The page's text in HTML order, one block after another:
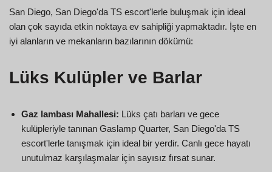
San Diego, San Diego'da TS escort'lerle buluşmak için ideal
olan çok sayıda etkin noktaya ev sahipliği yapmaktadır. İşte en
iyi alanların ve mekanların bazılarının dökümü:
Lüks Kulüpler ve Barlar
Gaz lambası Mahallesi: Lüks çatı barları ve gece
kulüpleriyle tanınan Gaslamp Quarter, San Diego'da TS
escort'lerle tanışmak için ideal bir yerdir. Canlı gece hayatı
unutulmaz karşılaşmalar için sayısız fırsat sunar.